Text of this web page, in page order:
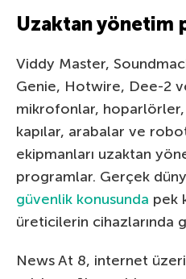
Uzaktan yönetim
Viddy Master,
Genie, Hotwire, Dee-2
mikrofonlar,
kapılar, arabalar ve
ekipmanları uzaktan
programlar. Gerçek
güvenlik konusunda pek
üreticilerin cihazlarında
News At 8, internet